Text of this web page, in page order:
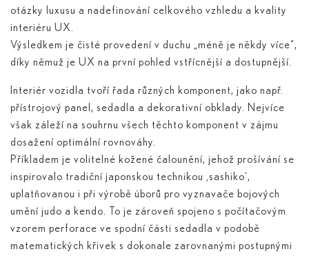
otázky luxusu a nadefinování celkového vzhledu a kvality
interiéru UX.
Výsledkem je čisté provedení v duchu „méně je někdy více“,
díky němuž je UX na první pohled vstřícnější a dostupnější.
Interiér vozidla tvoří řada různých komponent, jako např.
přístrojový panel, sedadla a dekorativní obklady. Nejvíce
však záleží na souhrnu všech těchto komponent v zájmu
dosažení optimální rovnováhy.
Příkladem je volitelné kožené čalounění, jehož prošívání se
inspirovalo tradiční japonskou technikou ‚sashiko‘,
uplatňovanou i při výrobě úborů pro vyznavače bojových
umění judo a kendo. To je zároveň spojeno s počítačovým
vzorem perforace ve spodní části sedadla v podobě
matematických křivek s dokonale zarovnanými postupnými